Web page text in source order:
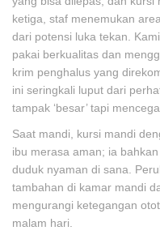
ketiga, staf menemukan
dari potensi luka tekan.
pakai berkualitas dan
krim penghalus yang
ini seringkali luput dari
tampak ‘besar’ tapi
Saat mandi, kursi mandi
ibu merasa aman; ia
duduk nyaman di sana.
tambahan di kamar mandi
mengurangi ketegangan
malam hari.